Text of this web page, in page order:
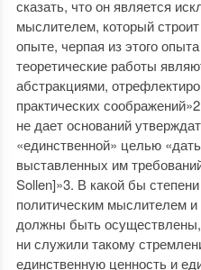
сказать, что он является
мыслителем, который
опыте, черпая из этого
теоретические работы
абстракциями,
практических
не дает оснований
«единственной» целью
выставленных им
Sollen]»3. В какой бы
политическим мыслителем
должны быть осуществлены,
ни служили такому
единственную ценность и